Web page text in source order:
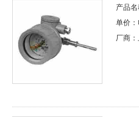
产品
单价
厂商